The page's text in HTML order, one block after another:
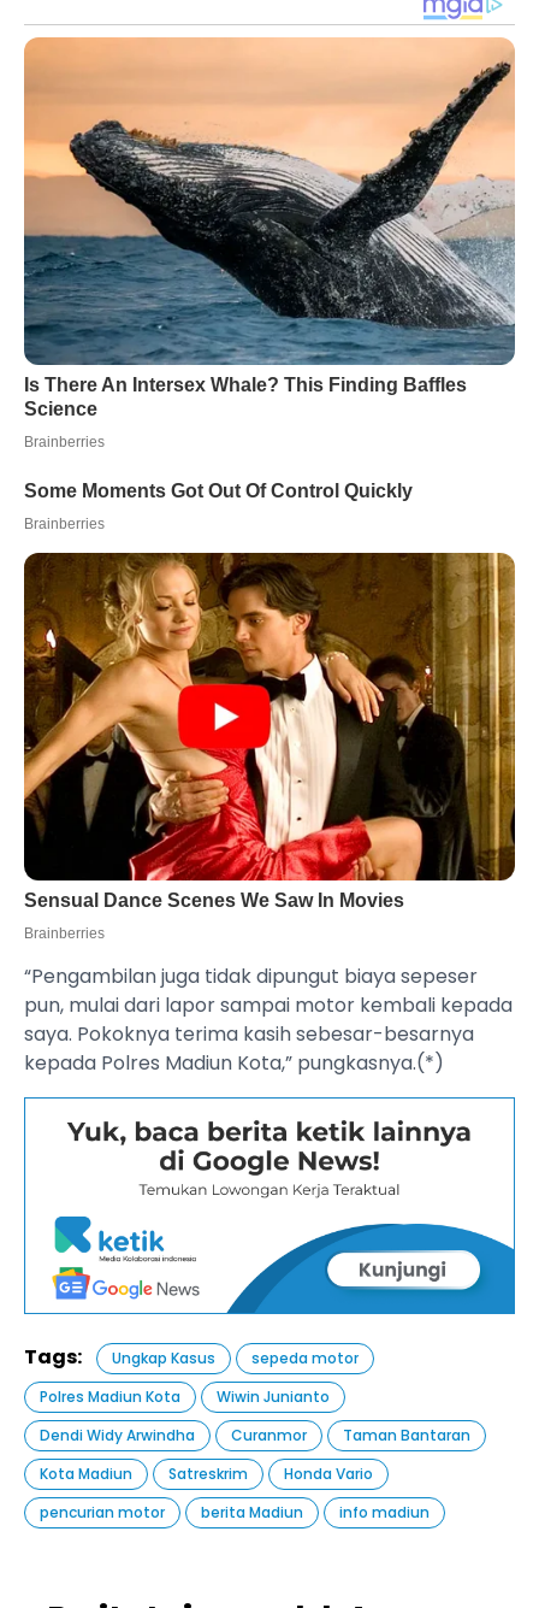
“Pengambilan juga tidak dipungut biaya sepeser
pun, mulai dari lapor sampai motor kembali kepada
saya. Pokoknya terima kasih sebesar-besarnya
kepada Polres Madiun Kota,” pungkasnya.(*)
Tags: Ungkap Kasus
sepeda motor
Polres Madiun Kota
Wiwin Junianto
Dendi Widy Arwindha
Curanmor
Taman Bantaran
Kota Madiun
Satreskrim
Honda Vario
pencurian motor
berita Madiun info madiun